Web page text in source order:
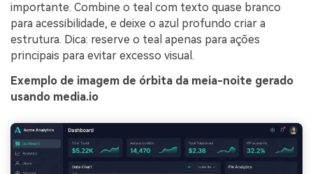
importante. Combine o teal com texto quase branco
para acessibilidade, e deixe o azul profundo criar a
estrutura. Dica: reserve o teal apenas para ações
principais para evitar excesso visual.
Exemplo de imagem de órbita da meia-noite gerado
usando media.io